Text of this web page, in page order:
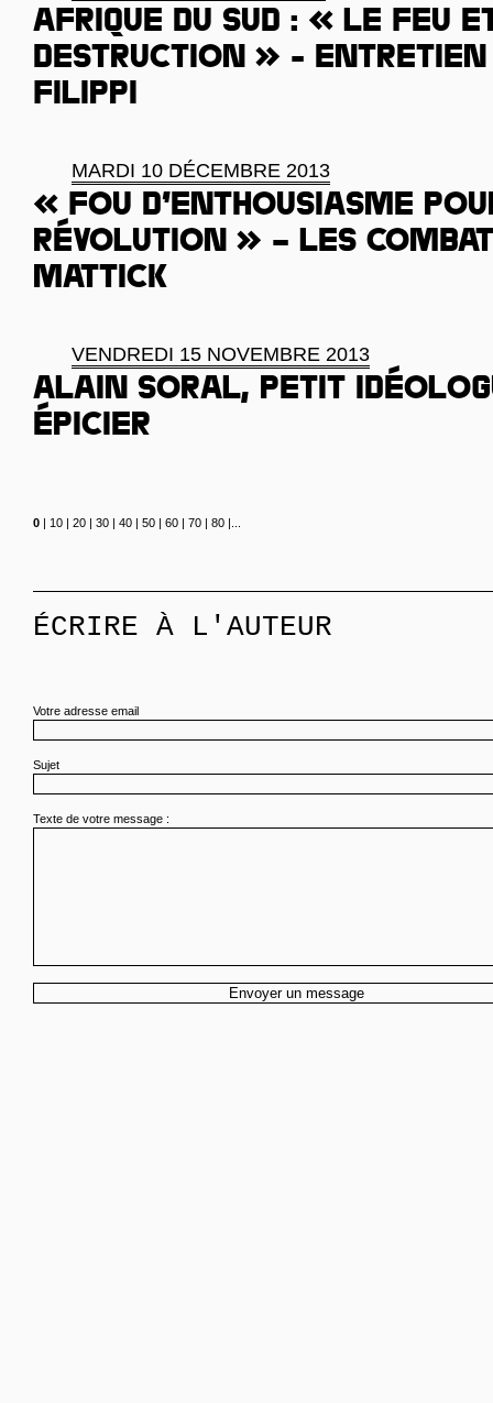
Afrique du Sud : « Le feu
destruction » - Entretien
Filippi
MARDI 10 DÉCEMBRE 2013
« Fou d’enthousiasme
révolution » – les
Mattick
VENDREDI 15 NOVEMBRE 2013
Alain Soral, petit
épicier
0 | 10 | 20 | 30 | 40 | 50 | 60 | 70 | 80 |
ÉCRIRE À L'AUTEUR
Votre adresse email
Sujet
Texte de votre message :